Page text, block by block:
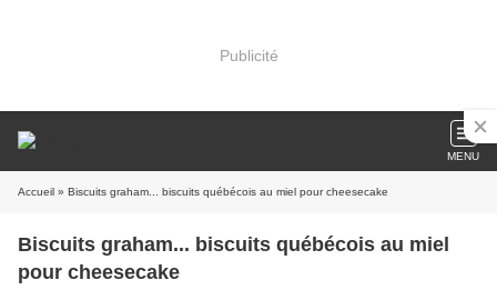
Publicité
MENU
Accueil » Biscuits graham... biscuits québécois au miel pour cheesecake
Biscuits graham... biscuits québécois au miel
pour cheesecake